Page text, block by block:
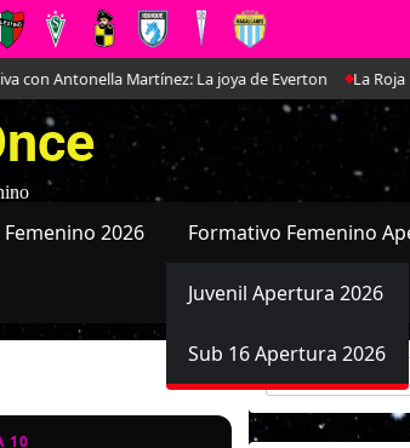
Martínez: La joya de Everton La Roja
2026 Formativo Femenino
Juvenil Apertura 2026
Sub 16 Apertura 2026
10
Buscar: